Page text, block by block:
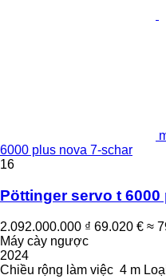
6000 plus nova 7-schar
16
Pöttinger servo t
2.092.000.000 ₫ 69.020 € ≈
Máy cày ngược
2024
Chiều rộng làm việc 4 m